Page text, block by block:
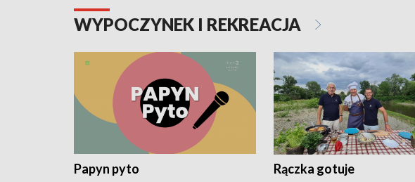
WYPOCZYNEK I REKREACJA
Papyn pyto Rączka gotuje